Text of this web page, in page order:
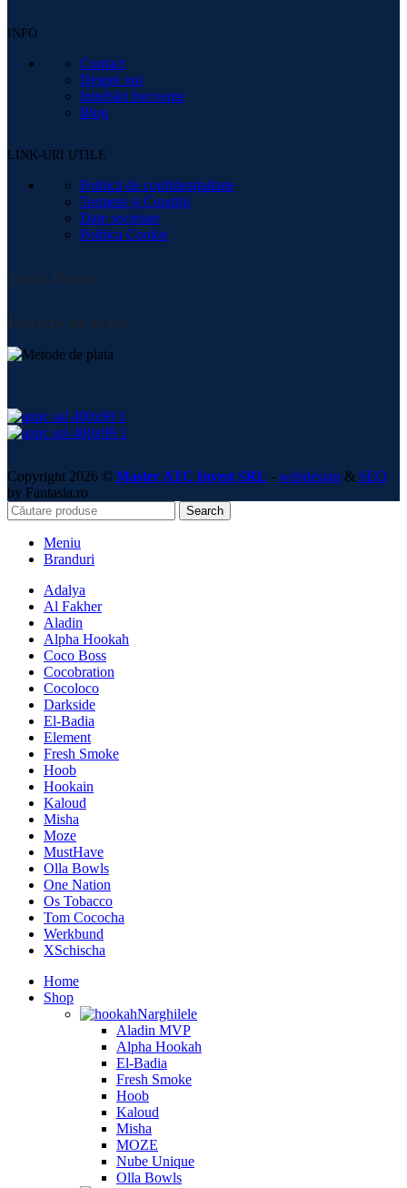
INFO
Contact
Despre noi
Intrebări frecvente
Blog
LINK-URI UTILE
Politică de confidențialitate
Termeni și Condiții
Date societate
Politica Cookie
Social Media:
Metode de plată:
Copyright 2026 © Master ATC Invest SRL - webdesign & SEO
by Fantasia.ro
Search
Meniu
Branduri
Adalya
Al Fakher
Aladin
Alpha Hookah
Coco Boss
Cocobration
Cocoloco
Darkside
El-Badia
Element
Fresh Smoke
Hoob
Hookain
Kaloud
Misha
Moze
MustHave
Olla Bowls
One Nation
Os Tobacco
Tom Cococha
Werkbund
XSchischa
Home
Shop
Narghilele
Aladin MVP
Alpha Hookah
El-Badia
Fresh Smoke
Hoob
Kaloud
Misha
MOZE
Nube Unique
Olla Bowls